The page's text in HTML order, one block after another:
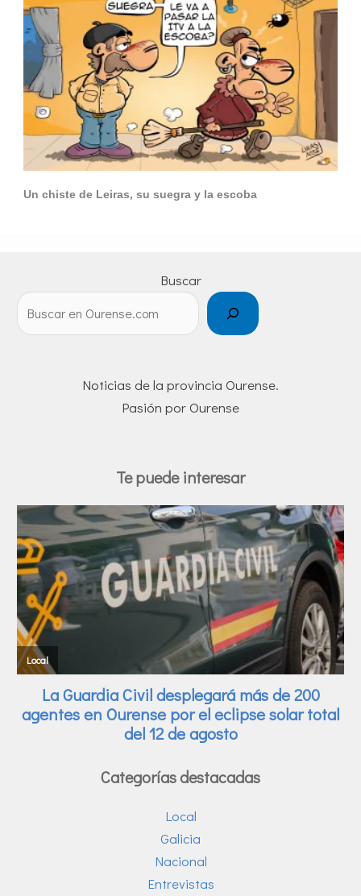
Un chiste de Leiras, su suegra y la escoba
Buscar
Noticias de la provincia Ourense.
Pasión por Ourense
Te puede interesar
Categorías destacadas
Local
Galicia
Nacional
Entrevistas